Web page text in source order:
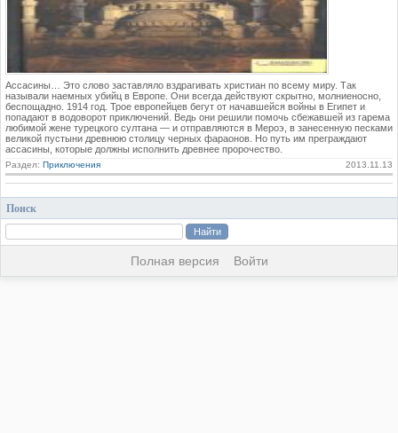
Ассасины… Это слово заставляло вздрагивать христиан по всему миру. Так
называли наемных убийц в Европе. Они всегда действуют скрытно, молниеносно,
беспощадно. 1914 год. Трое европейцев бегут от начавшейся войны в Египет и
попадают в водоворот приключений. Ведь они решили помочь сбежавшей из гарема
любимой жене турецкого султана — и отправляются в Мероэ, в занесенную песками
великой пустыни древнюю столицу черных фараонов. Но путь им преграждают
ассасины, которые должны исполнить древнее пророчество.
Раздел: Приключения 2013.11.13
Поиск
Полная версия Войти